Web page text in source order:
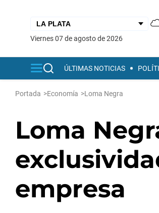
viernes 07 de agosto de 2026
ÚLTIMAS NOTICIAS
Portada >Economía >Loma Negra
Loma
empresa